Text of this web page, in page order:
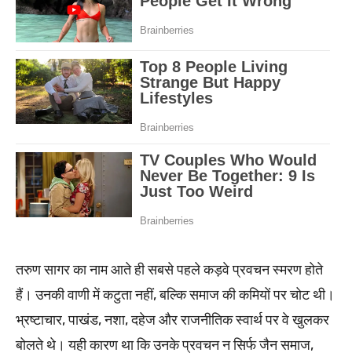
तरुण सागर का नाम आते ही सबसे पहले कड़वे प्रवचन स्मरण होते
हैं। उनकी वाणी में कटुता नहीं, बल्कि समाज की कमियों पर चोट थी।
भ्रष्टाचार, पाखंड, नशा, दहेज और राजनीतिक स्वार्थ पर वे खुलकर
बोलते थे। यही कारण था कि उनके प्रवचन न सिर्फ जैन समाज,